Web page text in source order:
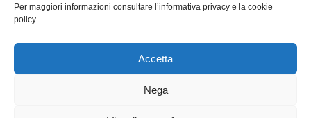
Per maggiori informazioni consultare l’informativa privacy e la cookie
policy.
Accetta
Nega
INFO
News
Link Utili